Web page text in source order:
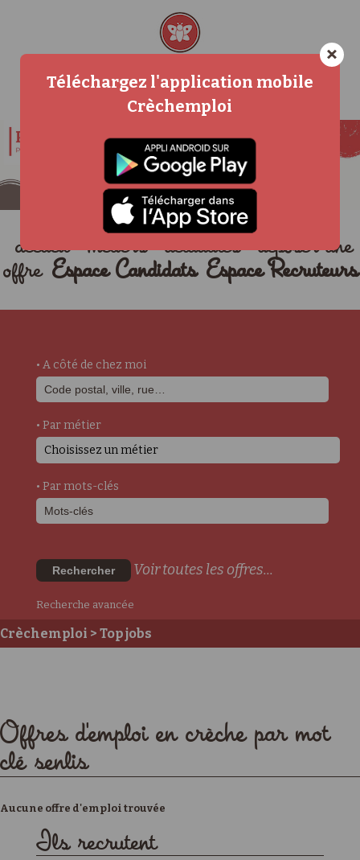
accueil métiers actualités
déposer une
offre Espace Candidats Espace Recruteurs
• A côté de chez moi
• Par métier
Choisissez un métier
• Par mots-clés
Rechercher Voir toutes les offres...
Recherche avancée
Crèchemploi > Top jobs
Offres d'emploi en crèche par mot
clé senlis
Aucune offre d'emploi trouvée
Ils recrutent
×
Téléchargez l'application mobile
Crèchemploi